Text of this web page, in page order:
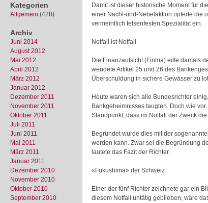
Kategorien
Allgemein (428)
Archiv
Juni 2014
August 2012
Mai 2012
April 2012
März 2012
Januar 2012
Dezember 2011
November 2011
Oktober 2011
Juli 2011
Juni 2011
Mai 2011
März 2011
Januar 2011
Dezember 2010
November 2010
Oktober 2010
September 2010
Damit ist dieser historische Moment für
einer Nacht-und-Nebelaktion opferte die
vermeintlich felsenfesten Spezialität ein.
Notfall ist Notfall
Die Finanzaufsicht (Finma) eilte damals
wendete Artikel 25 und 26 des
Überschuldung in sichere Gewässer zu
Heute waren sich alle Bundesrichter
Bankgeheimnisses taugten. Doch wie
Standpunkt, dass im Notfall der Zweck
Begründet wurde dies mit der
werden kann. Zwar sei die Begründung
lautete das Fazit der Richter.
«Fukushima» der Schweiz
Einer der fünf Richter zeichnete gar ein
diesem Notfall untätig geblieben, wäre